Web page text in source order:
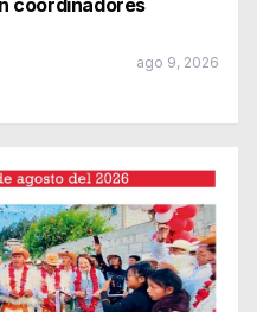
coordinadores
ago 9, 2026